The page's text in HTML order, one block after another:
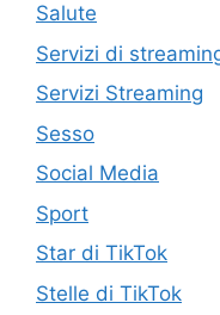
Salute
Servizi di
Servizi Streaming
Sesso
Social Media
Sport
Star di TikTok
Stelle di TikTok